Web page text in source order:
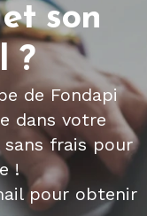
son
?
de Fondapi
dans votre
frais pour
!
pour obtenir